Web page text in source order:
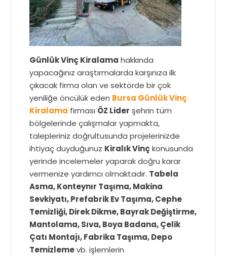
Günlük Vinç Kiralama hakkında
yapacağınız araştırmalarda karşınıza ilk
çıkacak firma olan ve sektörde bir çok
yeniliğe öncülük eden Bursa Günlük Vinç
Kiralama firması ÖZ Lider şehrin tüm
bölgelerinde çalışmalar yapmakta,
talepleriniz doğrultusunda projelerinizde
ihtiyaç duyduğunuz Kiralık Vinçkonusunda
yerinde incelemeler yaparak doğru karar
vermenize yardımcı olmaktadır. Tabela
Asma, Konteynır Taşıma, Makina
Sevkiyatı, Prefabrik Ev Taşıma, Cephe
Temizliği, Direk Dikme, Bayrak Değiştirme,
Mantolama, Sıva, Boya Badana, Çelik
Çatı Montajı, Fabrika Taşıma, Depo
Temizlemevb. işlemlerin